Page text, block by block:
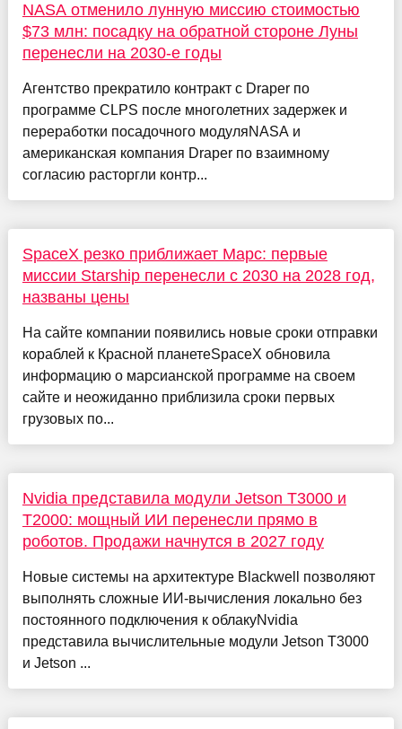
NASA отменило лунную миссию стоимостью
$73 млн: посадку на обратной стороне Луны
перенесли на 2030-е годы
Агентство прекратило контракт с Draper по
программе CLPS после многолетних задержек и
переработки посадочного модуляNASA и
американская компания Draper по взаимному
согласию расторгли контр...
SpaceX резко приближает Марс: первые
миссии Starship перенесли с 2030 на 2028 год,
названы цены
На сайте компании появились новые сроки отправки
кораблей к Красной планетеSpaceX обновила
информацию о марсианской программе на своем
сайте и неожиданно приблизила сроки первых
грузовых по...
Nvidia представила модули Jetson T3000 и
T2000: мощный ИИ перенесли прямо в
роботов. Продажи начнутся в 2027 году
Новые системы на архитектуре Blackwell позволяют
выполнять сложные ИИ-вычисления локально без
постоянного подключения к облакуNvidia
представила вычислительные модули Jetson T3000
и Jetson ...